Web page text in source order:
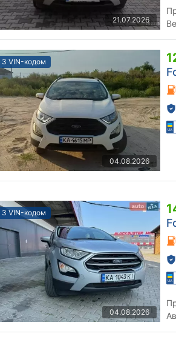
21.07.2026
З VIN-кодом
04.08.2026
З VIN-кодом
04.08.2026